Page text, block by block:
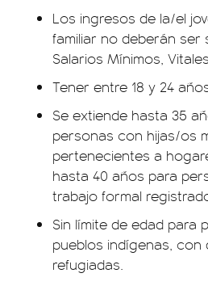
Los ingresos de la/el
familiar no deberán ser
Salarios Mínimos,
Tener entre 18 y 24
Se extiende hasta 35
personas con hijas/os
pertenecientes a
hasta 40 años para
trabajo formal
Sin límite de edad para
pueblos indígenas, con
refugiadas.